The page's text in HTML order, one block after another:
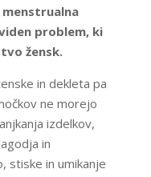
problem, ki
žensk.
in dekleta pa
ne morejo
izdelkov,
in
stiske in umikanje